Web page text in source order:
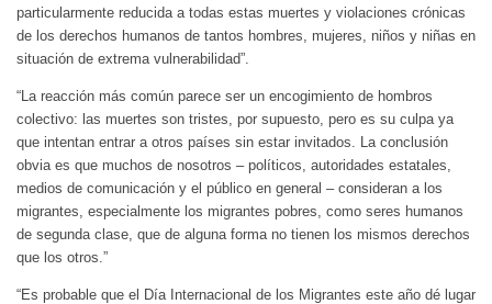
particularmente reducida a todas estas muertes y violaciones crónicas
de los derechos humanos de tantos hombres, mujeres, niños y niñas en
situación de extrema vulnerabilidad”.
“La reacción más común parece ser un encogimiento de hombros
colectivo: las muertes son tristes, por supuesto, pero es su culpa ya
que intentan entrar a otros países sin estar invitados. La conclusión
obvia es que muchos de nosotros – políticos, autoridades estatales,
medios de comunicación y el público en general – consideran a los
migrantes, especialmente los migrantes pobres, como seres humanos
de segunda clase, que de alguna forma no tienen los mismos derechos
que los otros.”
“Es probable que el Día Internacional de los Migrantes este año dé lugar